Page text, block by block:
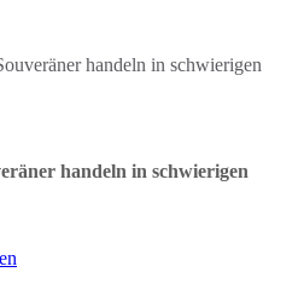
handeln in schwierigen
handeln in schwierigen